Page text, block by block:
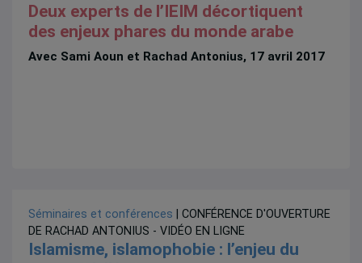
Deux experts de l’IEIM décortiquent
des enjeux phares du monde arabe
Avec Sami Aoun et Rachad Antonius, 17 avril 2017
Séminaires et conférences | CONFÉRENCE D'OUVERTURE
DE RACHAD ANTONIUS - VIDÉO EN LIGNE
Islamisme, islamophobie : l’enjeu du